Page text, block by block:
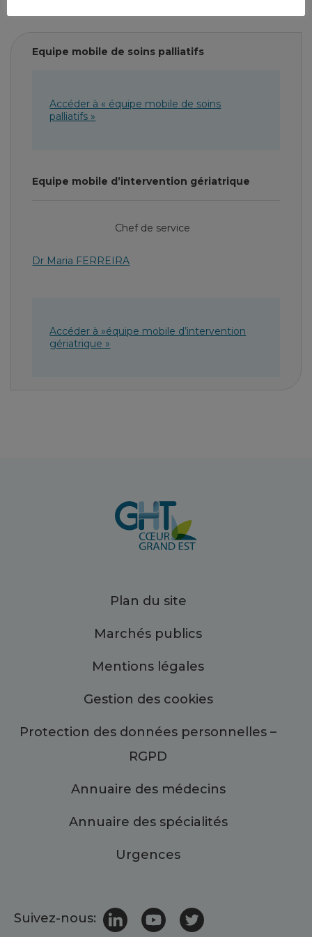
Equipe mobile de soins palliatifs
Accéder à « équipe mobile de soins
palliatifs »
Equipe mobile d’intervention gériatrique
Chef de service
Dr Maria FERREIRA
Accéder à »équipe mobile d’intervention
gériatrique »
Plan du site
Marchés publics
Mentions légales
Gestion des cookies
Protection des données personnelles –
RGPD
Annuaire des médecins
Annuaire des spécialités
Urgences
Suivez-nous: